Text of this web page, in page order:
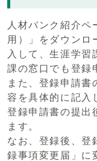
人材バンク紹介ペ
用）」をダウンロ
入して、生涯学習
課の窓口でも登録
また、登録申請書
容を具体的に記入
登録申請書の提出
ます。
なお、登録後、登
録事項変更届」に